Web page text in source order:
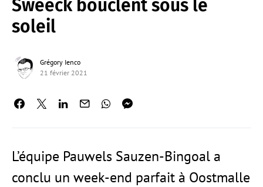
Sweeck bouclent sous le
soleil
Grégory Ienco
21 février 2021
L’équipe Pauwels Sauzen-Bingoal a
conclu un week-end parfait à Oostmalle